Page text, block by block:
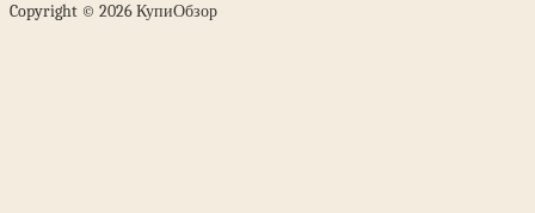
Copyright © 2026 КупиОбзор